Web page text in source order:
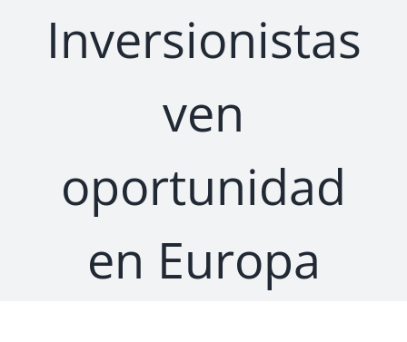
Inversionistas
ven
oportunidad
en Europa